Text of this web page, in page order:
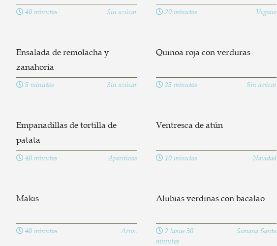
40 minutos Sin azúcar 20 minutos Vegano
Ensalada de remolacha y
zanahoria
5 minutos Sin azúcar
Quinoa roja con verduras
25 minutos Sin azúcar
Empanadillas de tortilla de
patata
40 minutos Aperitivos
Ventresca de atún
10 minutos Navidad
Makis
40 minutos Arroz
Alubias verdinas con bacalao
2 horas 30
minutos
Semana Santa